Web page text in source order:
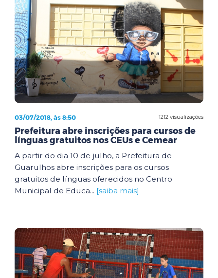
1212 visualizações
03/07/2018, às 8:50
Prefeitura abre inscrições para cursos de
línguas gratuitos nos CEUs e Cemear
A partir do dia 10 de julho, a Prefeitura de
Guarulhos abre inscrições para os cursos
gratuitos de línguas oferecidos no Centro
Municipal de Educa... [saiba mais]